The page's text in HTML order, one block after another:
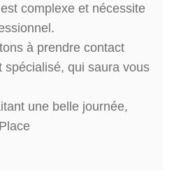
complexe et nécessite
à prendre contact
spécialisé, qui saura vous
une belle journée,